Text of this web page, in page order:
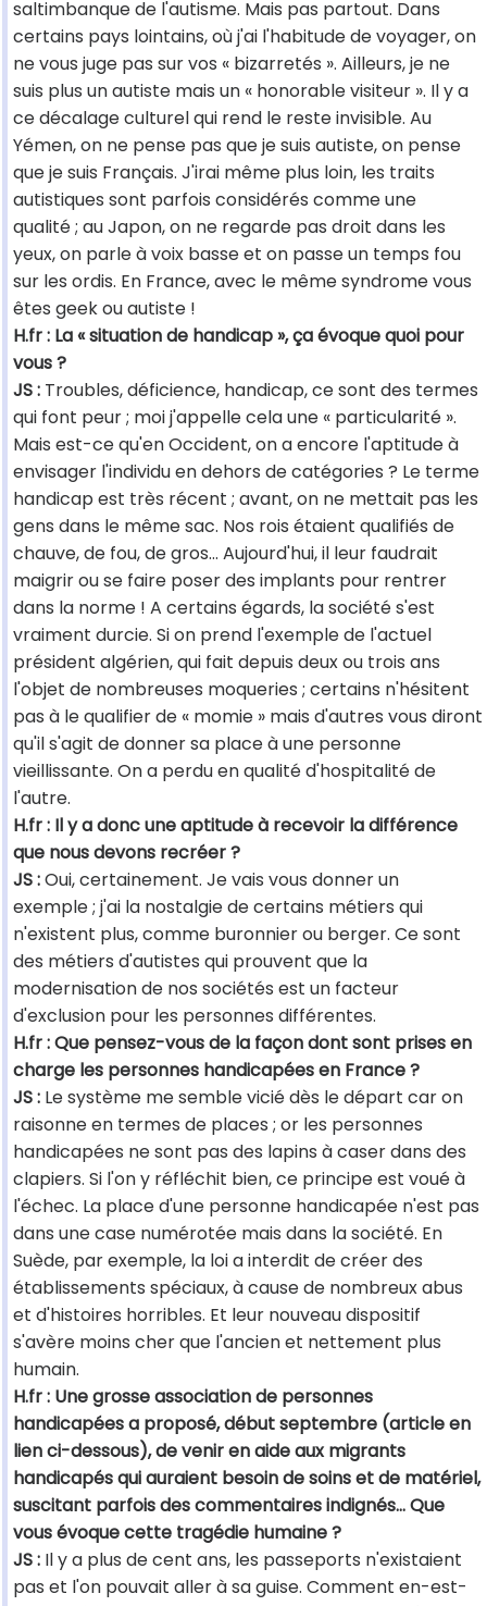
saltimbanque de l'autisme. Mais pas partout. Dans
certains pays lointains, où j'ai l'habitude de voyager, on
ne vous juge pas sur vos « bizarretés ». Ailleurs, je ne
suis plus un autiste mais un « honorable visiteur ». Il y a
ce décalage culturel qui rend le reste invisible. Au
Yémen, on ne pense pas que je suis autiste, on pense
que je suis Français. J'irai même plus loin, les traits
autistiques sont parfois considérés comme une
qualité ; au Japon, on ne regarde pas droit dans les
yeux, on parle à voix basse et on passe un temps fou
sur les ordis. En France, avec le même syndrome vous
êtes geek ou autiste !
H.fr : La « situation de handicap », ça évoque quoi pour
vous ?
JS : Troubles, déficience, handicap, ce sont des termes
qui font peur ; moi j'appelle cela une « particularité ».
Mais est-ce qu'en Occident, on a encore l'aptitude à
envisager l'individu en dehors de catégories ? Le terme
handicap est très récent ; avant, on ne mettait pas les
gens dans le même sac. Nos rois étaient qualifiés de
chauve, de fou, de gros… Aujourd'hui, il leur faudrait
maigrir ou se faire poser des implants pour rentrer
dans la norme ! A certains égards, la société s'est
vraiment durcie. Si on prend l'exemple de l'actuel
président algérien, qui fait depuis deux ou trois ans
l'objet de nombreuses moqueries ; certains n'hésitent
pas à le qualifier de « momie » mais d'autres vous diront
qu'il s'agit de donner sa place à une personne
vieillissante. On a perdu en qualité d'hospitalité de
l'autre.
H.fr : Il y a donc une aptitude à recevoir la différence
que nous devons recréer ?
JS :Oui, certainement. Je vais vous donner un
exemple ; j'ai la nostalgie de certains métiers qui
n'existent plus, comme buronnier ou berger. Ce sont
des métiers d'autistes qui prouvent que la
modernisation de nos sociétés est un facteur
d'exclusion pour les personnes différentes.
H.fr : Que pensez-vous de la façon dont sont prises en
charge les personnes handicapées en France ?
JS : Le système me semble vicié dès le départ car on
raisonne en termes de places ; or les personnes
handicapées ne sont pas des lapins à caser dans des
clapiers. Si l'on y réfléchit bien, ce principe est voué à
l'échec. La place d'une personne handicapée n'est pas
dans une case numérotée mais dans la société. En
Suède, par exemple, la loi a interdit de créer des
établissements spéciaux, à cause de nombreux abus
et d'histoires horribles. Et leur nouveau dispositif
s'avère moins cher que l'ancien et nettement plus
humain.
H.fr : Une grosse association de personnes
handicapées a proposé, début septembre (article en
lien ci-dessous), de venir en aide aux migrants
handicapés qui auraient besoin de soins et de matériel,
suscitant parfois des commentaires indignés… Que
vous évoque cette tragédie humaine ?
JS : Il y a plus de cent ans, les passeports n'existaient
pas et l'on pouvait aller à sa guise. Comment en-est-